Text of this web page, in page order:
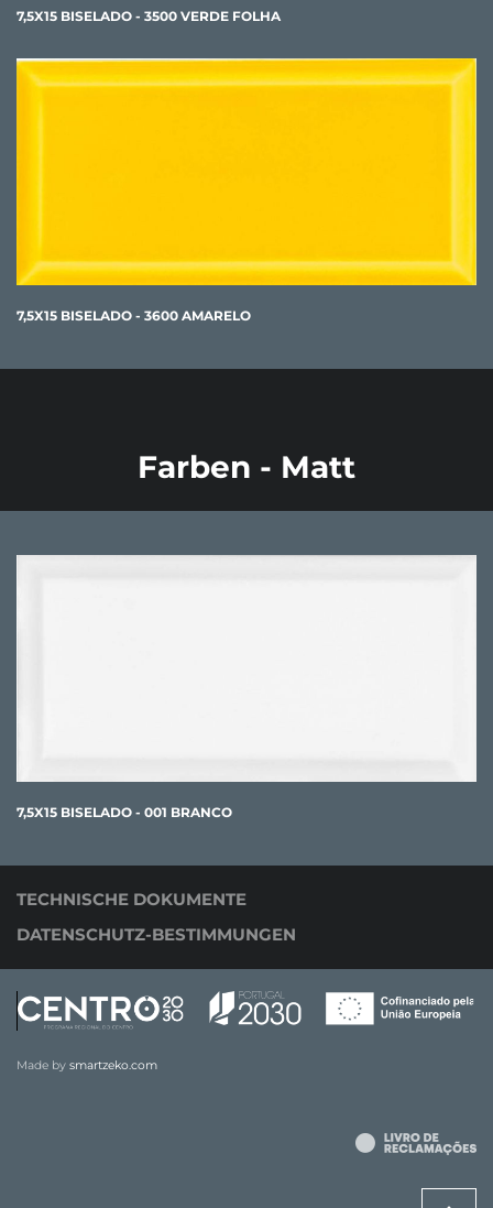
7,5X15 BISELADO - 3500 VERDE FOLHA
7,5X15 BISELADO - 3600 AMARELO
Farben - Matt
7,5X15 BISELADO - 001 BRANCO
TECHNISCHE DOKUMENTE
DATENSCHUTZ-BESTIMMUNGEN
Made by smartzeko.com